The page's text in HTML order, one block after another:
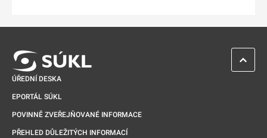
ÚŘEDNÍ DESKA
EPORTÁL SÚKL
POVINNĚ ZVEŘEJŇOVANÉ INFORMACE
PŘEHLED DŮLEŽITÝCH INFORMACÍ
ZPĚT